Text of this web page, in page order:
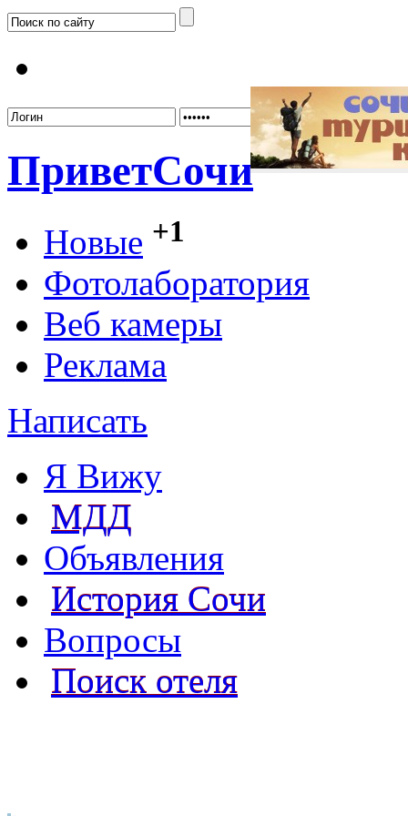
ПриветСочи
Новые +1
Фотолаборатория
Веб камеры
Реклама
Написать
Я Вижу
МДД
Объявления
История Сочи
Вопросы
Поиск отеля